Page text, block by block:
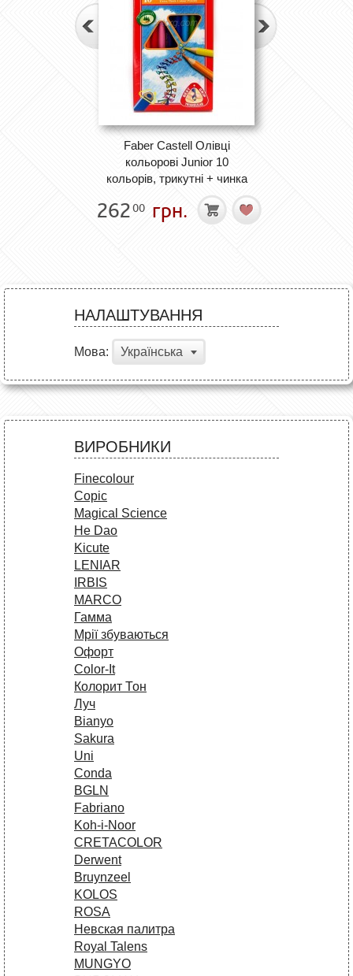
Faber Castell Олівці
кольорові Junior 10
кольорів, трикутні + чинка
26200 грн.
НАЛАШТУВАННЯ
Мова: Українська
ВИРОБНИКИ
Finecolour
Copic
Magical Science
He Dao
Kicute
LENIAR
IRBIS
MARCO
Гамма
Мрії збуваються
Офорт
Сolor-It
Колорит Тон
Луч
Bianyo
Sakura
Uni
Conda
BGLN
Fabriano
Koh-i-Noor
CRETACOLOR
Derwent
Bruynzeel
KOLOS
ROSA
Невская палитра
Royal Talens
MUNGYO